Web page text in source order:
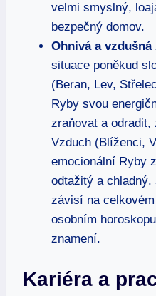
velmi smyslný,
bezpečný domov.
Ohnivá a vzdušná
situace poněkud
(Beran, Lev,
Ryby svou
zraňovat a
Vzduch (Blíženci,
emocionální Ryby
odtažitý a
závisí na
osobním
znamení.
Kariéra a